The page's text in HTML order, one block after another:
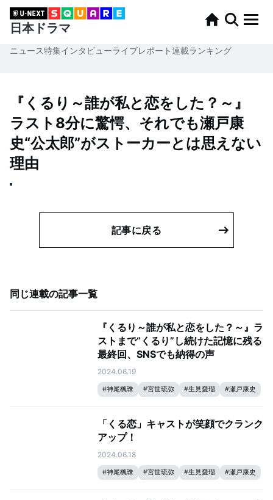
日本ドラマ
ニュース特集インタビューライブレポート連載ランキング
『くるり～誰が私と恋をした？～』
ラスト8分に驚愕、それでも瀬戸康
史“公太郎”がストーカーとは思えない
理由
記事に戻る
同じ連載の記事一覧
『くるり～誰が私と恋をした？～』ラ
ストまで“くるり”し続けた記憶に残る
最終回、SNSでも納得の声
2024.06.19
#神尾楓珠 #宮世琉弥 #生見愛瑠 #瀬戸康史
「くる恋」キャストが笑顔でクランク
アップ！
2024.06.18
#神尾楓珠 #宮世琉弥 #生見愛瑠 #瀬戸康史